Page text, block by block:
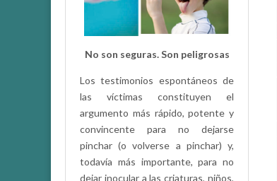
No son seguras. Son peligrosas
Los testimonios espontáneos de
las víctimas constituyen el
argumento más rápido, potente y
convincente para no dejarse
pinchar (o volverse a pinchar) y,
todavía más importante, para no
dejar inocular a las criaturas, niños,